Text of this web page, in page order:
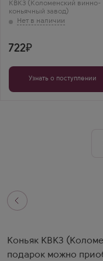
КВКЗ (Коломенский винно-
коньячный завод)
просто супер. Горит
красиво!
722
Узнать о поступлении
Коньяк КВКЗ
подарок можно